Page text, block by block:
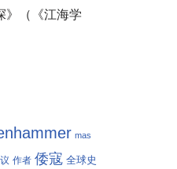
》（《江海学
mas
作者 倭寇 全球史